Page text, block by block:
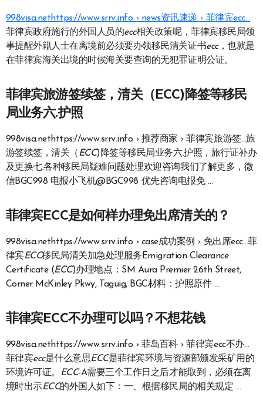
998visa.nethttps://www.srrv.info › news资讯速递 › 菲律宾ecc…
菲律宾政府施行的外国人员的ecc相关政策呢，菲律宾移民局领
事提醒外籍人士在离境前必须要办领移民清关证书ecc，也就是
在菲律宾海关出境的时候海关要查询的无犯罪证明公证。
菲律宾旅游签续签，清关（ECC)降签等移民
局业务六.护照
998visa.nethttps://www.srrv.info › 推荐商家 › 菲律宾旅游签…旅
游签续签，清关（ ECC)降签等移民局业务六.护照，旅行证补办
及更换七.各种移民局疑难问题处理欢迎咨询我们了解更多，微
信BGC998 电报小飞机@BGC998 优先咨询电报免 …
菲律宾ECC是如何样办理免出席清关的？
998visa.nethttps://www.srrv.info › case成功案例 › 免出席ecc…菲
律宾ECC移民局清关加急处理服务Emigration Clearance
Certificate (ECC)办理地点：SM Aura Premier 26th Street,
Corner McKinley Pkwy, Taguig, BGC材料：护照原件 …
菲律宾ECC不办理可以吗？不想花钱
998visa.nethttps://www.srrv.info › 菲岛百科 › 菲律宾ecc不办…
菲律宾ecc是什么意思ECC是菲律宾环境与资源部颁发采矿用的
环境许可证。 ECC-A需要三个工作日之后才能取到，必须在离
境时出示ECC的外国人如下：一、根据移民局的相关规定 …